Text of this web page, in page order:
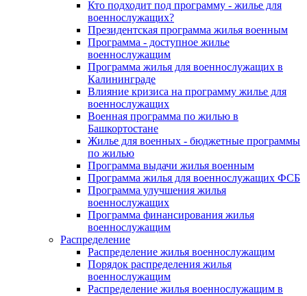
Кто подходит под программу - жилье для
военнослужащих?
Президентская программа жилья военным
Программа - доступное жилье
военнослужащим
Программа жилья для военнослужащих в
Калининграде
Влияние кризиса на программу жилье для
военнослужащих
Военная программа по жилью в
Башкортостане
Жилье для военных - бюджетные программы
по жилью
Программа выдачи жилья военным
Программа жилья для военнослужащих ФСБ
Программа улучшения жилья
военнослужащих
Программа финансирования жилья
военнослужащим
Распределение
Распределение жилья военнослужащим
Порядок распределения жилья
военнослужащим
Распределение жилья военнослужащим в